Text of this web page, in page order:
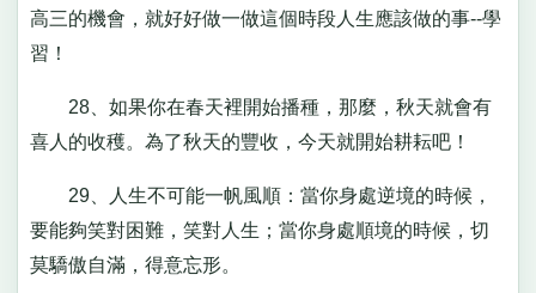
高三的機會，就好好做一做這個時段人生應該做的事--學
習！
28、如果你在春天裡開始播種，那麼，秋天就會有
喜人的收穫。為了秋天的豐收，今天就開始耕耘吧！
29、人生不可能一帆風順：當你身處逆境的時候，
要能夠笑對困難，笑對人生；當你身處順境的時候，切
莫驕傲自滿，得意忘形。